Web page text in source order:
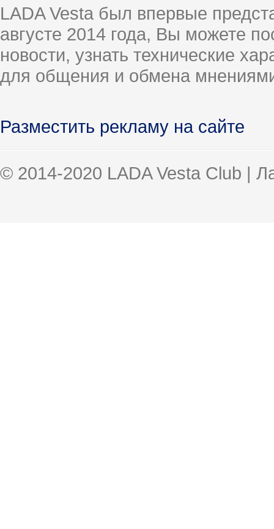
LADA Vesta был впервые
августе 2014 года, Вы можете
новости, узнать технические
для общения и обмена
Разместить рекламу на сайте
© 2014-2020 LADA Vesta Club |